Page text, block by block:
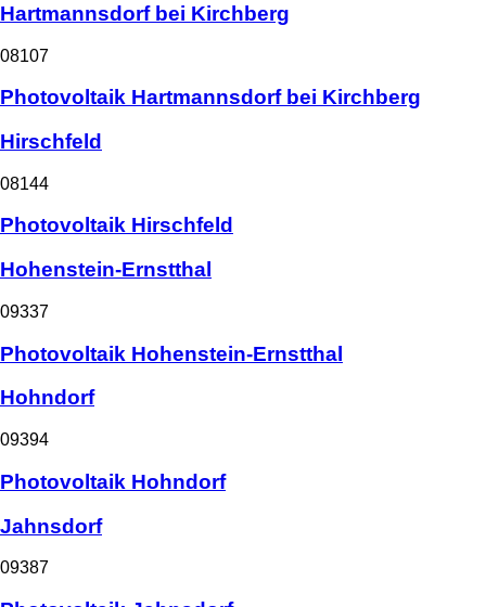
Hartmannsdorf bei Kirchberg
08107
Photovoltaik Hartmannsdorf bei Kirchberg
Hirschfeld
08144
Photovoltaik Hirschfeld
Hohenstein-Ernstthal
09337
Photovoltaik Hohenstein-Ernstthal
Hohndorf
09394
Photovoltaik Hohndorf
Jahnsdorf
09387